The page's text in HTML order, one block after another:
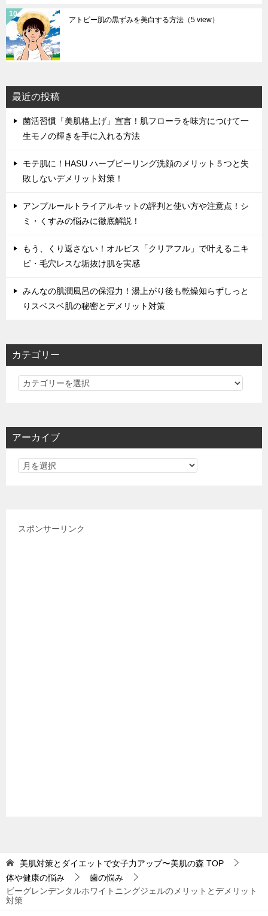
アトピー肌の黒ずみを美白する方法 （5 view）
最近の投稿
菌活習慣「美肌格上げ」宣言！肌フローラを味方につけて一
生モノの輝きを手に入れる方法
モテ肌に！HASU ハーブピーリング洗顔のメリット５つと失
敗しないデメリット対策！
アンプルールトライアルキットの評判と使い方や注意点！シ
ミ・くすみの悩みに徹底解説！
もう、くり返さない！オルビス「クリアフル」で叶えるニキ
ビ・毛穴レスな垢抜け肌を実感
みんなの肌潤風呂の保湿力！湯上がり後も乾燥知らずしっと
りスベスベ肌の秘密とデメリット対策
カテゴリー
カ
リ
アーカイブ
スポンサーリンク
美肌対策とダイエットで女子力アップ〜美肌の森 TOP
体や健康の悩み
歯の悩み
ビーグレンデンタルホワイトニングジェルのメリットとデメリット
対策